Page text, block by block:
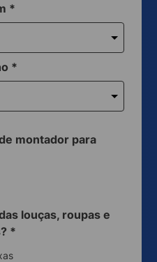
*
*
montador para
louças, roupas e
*